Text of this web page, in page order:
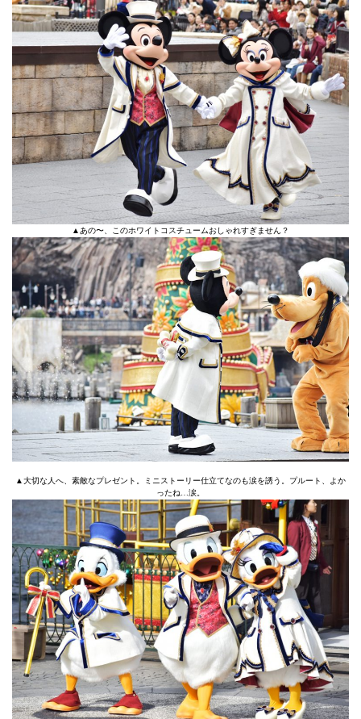
▲あの〜、このホワイトコスチュームおしゃれすぎません？
▲大切な人へ、素敵なプレゼント。ミニストーリー仕立てなのも涙を誘う。プルート、よか
ったね…涙。